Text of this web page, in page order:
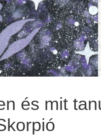
és mit